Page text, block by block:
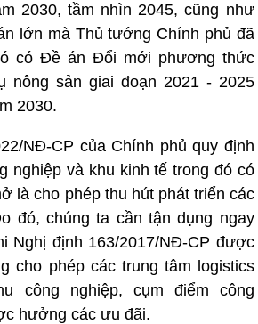
2030, tầm nhìn 2045, cũng như
lớn mà Thủ tướng Chính phủ đã
có Đề án Đổi mới phương thức
nông sản giai đoạn 2021 - 2025
2030.
NĐ-CP của Chính phủ quy định
nghiệp và khu kinh tế trong đó có
là cho phép thu hút phát triển các
đó, chúng ta cần tận dụng ngay
Nghị định 163/2017/NĐ-CP được
cho phép các trung tâm logistics
công nghiệp, cụm điểm công
hưởng các ưu đãi.